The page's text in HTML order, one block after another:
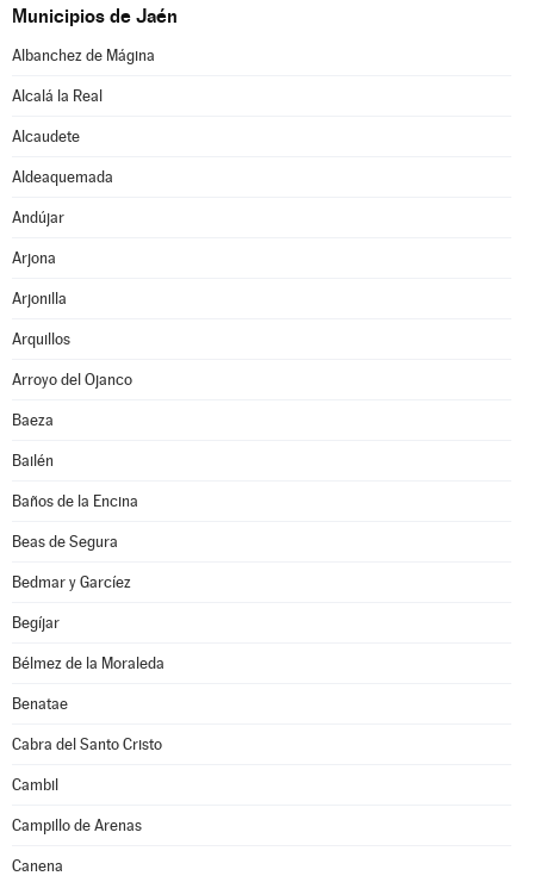
Municipios de Jaén
Albanchez de Mágina
Alcalá la Real
Alcaudete
Aldeaquemada
Andújar
Arjona
Arjonilla
Arquillos
Arroyo del Ojanco
Baeza
Bailén
Baños de la Encina
Beas de Segura
Bedmar y Garcíez
Begíjar
Bélmez de la Moraleda
Benatae
Cabra del Santo Cristo
Cambil
Campillo de Arenas
Canena